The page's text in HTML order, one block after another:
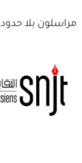
مراسلون بلا حدود